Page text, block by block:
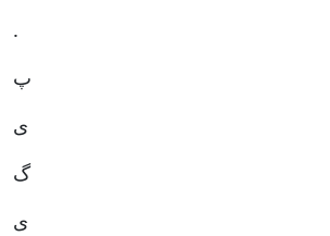
.
پ
ی
گ
ی